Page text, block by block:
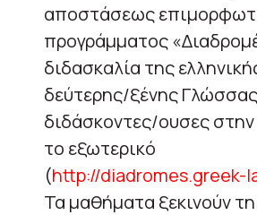
αποστάσεως
προγράμματος
διδασκαλία της
δεύτερης/ξένης
διδάσκοντες/ουσες στην
το εξωτερικό
(http://diadromes.greek-
Τα μαθήματα ξεκινούν